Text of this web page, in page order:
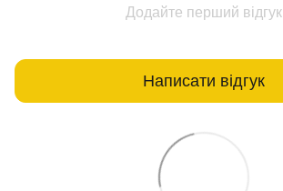
Додайте перший відгук
Написати відгук